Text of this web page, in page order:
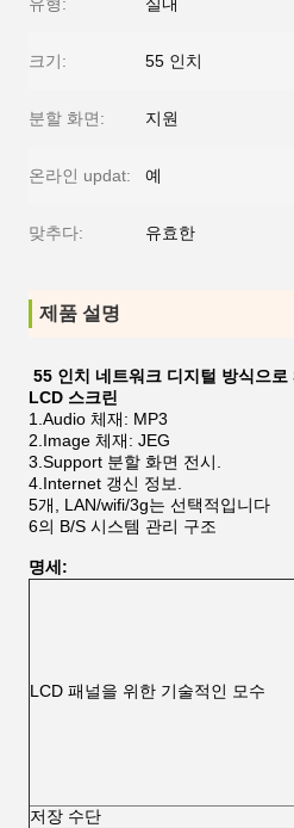
크기: 55 인치
분할 화면: 지원
온라인 updat: 예
맞추다: 유효한
제품 설명
55 인치 네트워크 디지털 방식으
LCD 스크린
1.Audio 체재: MP3
2.Image 체재: JEG
3.Support 분할 화면 전시.
4.Internet 갱신 정보.
5개, LAN/wifi/3g는 선택적입니다
6의 B/S 시스템 관리 구조
명세:
LCD 패널을 위한 기술적인 모수
저장 수단